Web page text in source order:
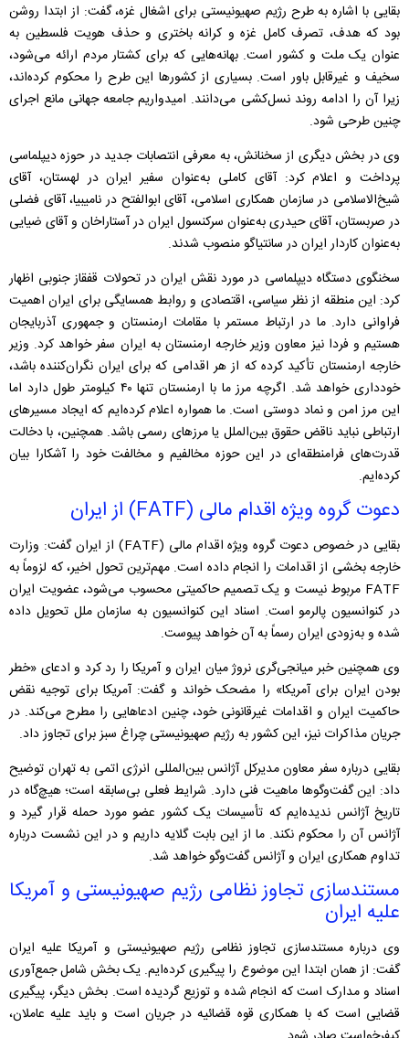
بقایی با اشاره به طرح رژیم صهیونیستی برای اشغال غزه، گفت: از ابتدا روشن
بود که هدف، تصرف کامل غزه و کرانه باختری و حذف هویت فلسطین به
عنوان یک ملت و کشور است. بهانه‌هایی که برای کشتار مردم ارائه می‌شود،
سخیف و غیرقابل باور است. بسیاری از کشورها این طرح را محکوم کرده‌اند،
زیرا آن را ادامه روند نسل‌کشی می‌دانند. امیدواریم جامعه جهانی مانع اجرای
چنین طرحی شود.
وی در بخش دیگری از سخنانش، به معرفی انتصابات جدید در حوزه دیپلماسی
پرداخت و اعلام کرد: آقای کاملی به‌عنوان سفیر ایران در لهستان، آقای
شیخ‌الاسلامی در سازمان همکاری اسلامی، آقای ابوالفتح در نامیبیا، آقای فضلی
در صربستان، آقای حیدری به‌عنوان سرکنسول ایران در آستاراخان و آقای ضیایی
به‌عنوان کاردار ایران در سانتیاگو منصوب شدند.
سخنگوی دستگاه دیپلماسی در مورد نقش ایران در تحولات قفقاز جنوبی اظهار
کرد: این منطقه از نظر سیاسی، اقتصادی و روابط همسایگی برای ایران اهمیت
فراوانی دارد. ما در ارتباط مستمر با مقامات ارمنستان و جمهوری آذربایجان
هستیم و فردا نیز معاون وزیر خارجه ارمنستان به ایران سفر خواهد کرد. وزیر
خارجه ارمنستان تأکید کرده که از هر اقدامی که برای ایران نگران‌کننده باشد،
خودداری خواهد شد. اگرچه مرز ما با ارمنستان تنها ۴۰ کیلومتر طول دارد اما
این مرز امن و نماد دوستی است. ما همواره اعلام کرده‌ایم که ایجاد مسیرهای
ارتباطی نباید ناقض حقوق بین‌الملل یا مرزهای رسمی باشد. همچنین، با دخالت
قدرت‌های فرامنطقه‌ای در این حوزه مخالفیم و مخالفت خود را آشکارا بیان
کرده‌ایم.
دعوت گروه ویژه اقدام مالی (FATF) از ایران
بقایی در خصوص دعوت گروه ویژه اقدام مالی (FATF) از ایران گفت: وزارت
خارجه بخشی از اقدامات را انجام داده است. مهم‌ترین تحول اخیر، که لزوماً به
FATF مربوط نیست و یک تصمیم حاکمیتی محسوب می‌شود، عضویت ایران
در کنوانسیون پالرمو است. اسناد این کنوانسیون به سازمان ملل تحویل داده
شده و به‌زودی ایران رسماً به آن خواهد پیوست.
وی همچنین خبر میانجی‌گری نروژ میان ایران و آمریکا را رد کرد و ادعای «خطر
بودن ایران برای آمریکا» را مضحک خواند و گفت: آمریکا برای توجیه نقض
حاکمیت ایران و اقدامات غیرقانونی خود، چنین ادعاهایی را مطرح می‌کند. در
جریان مذاکرات نیز، این کشور به رژیم صهیونیستی چراغ سبز برای تجاوز داد.
بقایی درباره سفر معاون مدیرکل آژانس بین‌المللی انرژی اتمی به تهران توضیح
داد: این گفت‌وگوها ماهیت فنی دارد. شرایط فعلی بی‌سابقه است؛ هیچ‌گاه در
تاریخ آژانس ندیده‌ایم که تأسیسات یک کشور عضو مورد حمله قرار گیرد و
آژانس آن را محکوم نکند. ما از این بابت گلایه داریم و در این نشست درباره
تداوم همکاری ایران و آژانس گفت‌وگو خواهد شد.
مستندسازی تجاوز نظامی رژیم صهیونیستی و آمریکا
علیه ایران
وی درباره مستندسازی تجاوز نظامی رژیم صهیونیستی و آمریکا علیه ایران
گفت: از همان ابتدا این موضوع را پیگیری کرده‌ایم. یک بخش شامل جمع‌آوری
اسناد و مدارک است که انجام شده و توزیع گردیده است. بخش دیگر، پیگیری
قضایی است که با همکاری قوه قضائیه در جریان است و باید علیه عاملان،